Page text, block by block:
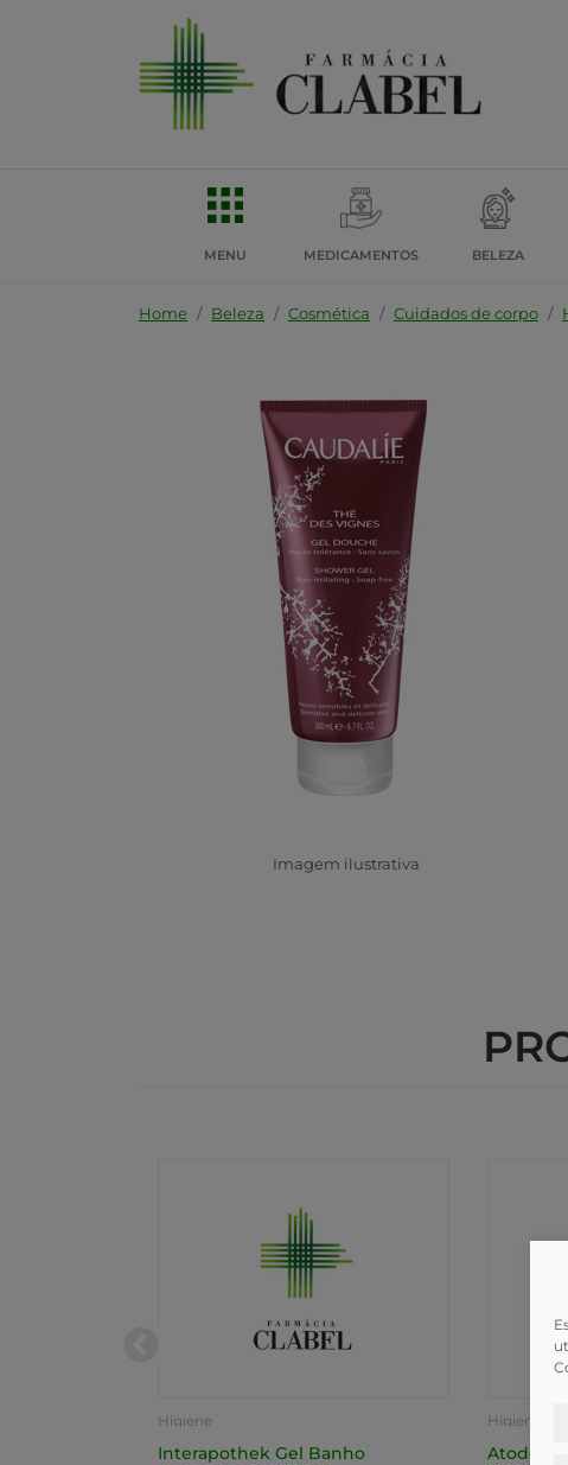
MENU MEDICAMENTOS BELEZA
Home Beleza Cosmética Cuidados de corpo
Imagem ilustrativa
Higiene
Interapothek Gel Banho
Higiene
Atoderm